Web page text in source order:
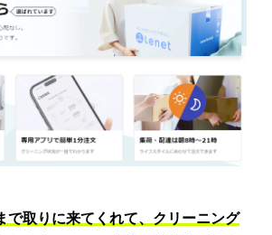
で取りに来てくれて、クリーニング